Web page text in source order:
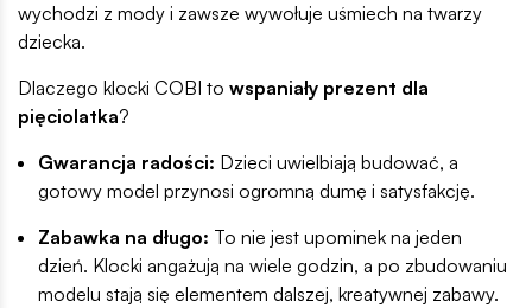
wychodzi z mody i zawsze wywołuje uśmiech na twarzy
dziecka.
Dlaczego klocki COBI to wspaniały prezent dla
pięciolatka?
Gwarancja radości: Dzieci uwielbiają budować, a
gotowy model przynosi ogromną dumę i satysfakcję.
Zabawka na długo: To nie jest upominek na jeden
dzień. Klocki angażują na wiele godzin, a po zbudowaniu
modelu stają się elementem dalszej, kreatywnej zabawy.